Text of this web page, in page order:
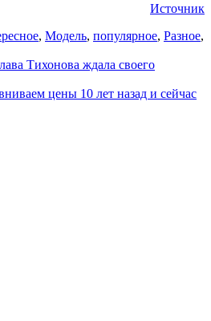
Источник
, Модель, популярное, Разное,
Тихонова ждала своего
цены 10 лет назад и сейчас